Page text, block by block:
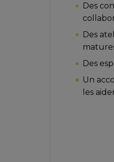
Des
Des
Des
Un
les